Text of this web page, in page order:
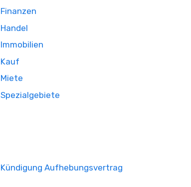
Finanzen
Handel
Immobilien
Kauf
Miete
Spezialgebiete
Kündigung Aufhebungsvertrag